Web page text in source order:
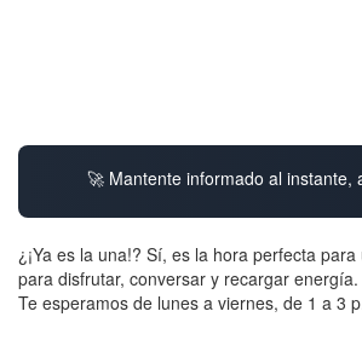
🚀 Mantente informado al instante,
¿¡Ya es la una!? Sí, es la hora perfecta
para disfrutar, conversar y recargar
Te esperamos de lunes a viernes, de 1 a 3